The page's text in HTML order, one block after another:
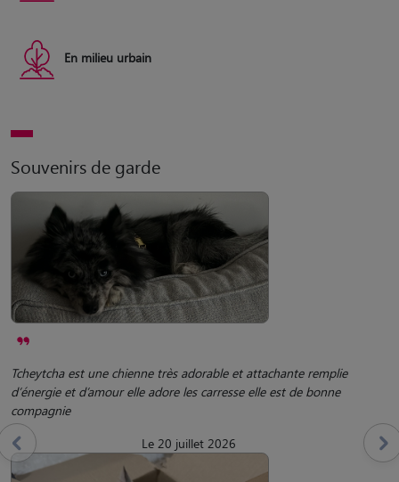
En milieu urbain
Souvenirs de garde
Tcheytcha est une chienne très adorable et attachante remplie
d’énergie et d’amour elle adore les carresse elle est de bonne
compagnie
Le 20 juillet 2026